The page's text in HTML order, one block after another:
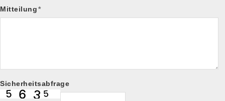
Mitteilung*
Sicherheitsabfrage